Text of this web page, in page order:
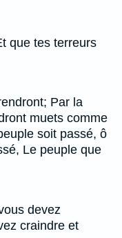
que tes terreurs
Par la
muets comme
soit passé, ô
Le peuple que
devez
craindre et